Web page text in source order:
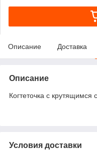
Описание Доставка
Описание
Когтеточка с крутящимся
Условия доставки